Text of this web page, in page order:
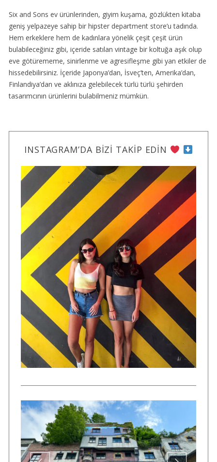
Six and Sons ev ürünlerinden, giyim kuşama, gözlükten kitaba
geniş yelpazeye sahip bir hipster department store’u tadında.
Hem erkeklere hem de kadınlara yönelik çeşit çeşit ürün
bulabileceğiniz gibi, içeride satılan vintage bir koltuğa aşık olup
eve götürememe, sinirlenme ve agresifleşme gibi yan etkiler de
hissedebilirsiniz. İçeride Japonya’dan, İsveç’ten, Amerika’dan,
Finlandiya’dan ve aklınıza gelebilecek türlü türlü şehirden
tasarımcının ürünlerini bulabilmeniz mümkün.
INSTAGRAM’DA BIZI TAKIP EDIN